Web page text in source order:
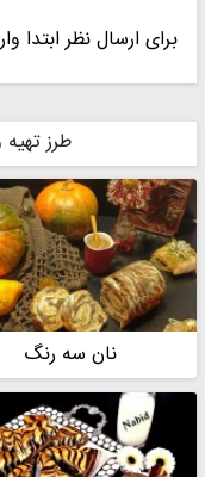
برای ارسال نظر ابتدا
طرز
نان سه رنگ